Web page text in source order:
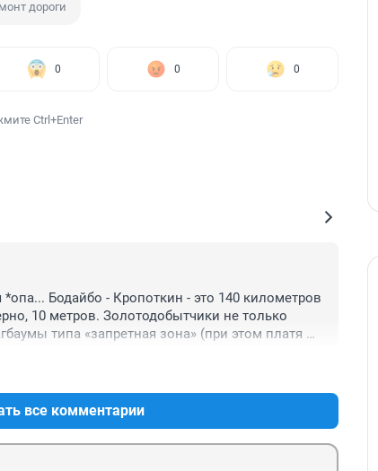
дороги
0 0 0
Ctrl+Enter
Бодайбо - Кропоткин - это 140 километров
10 метров. Золотодобытчики не только
типа «запретная зона» (при этом платя
все комментарии